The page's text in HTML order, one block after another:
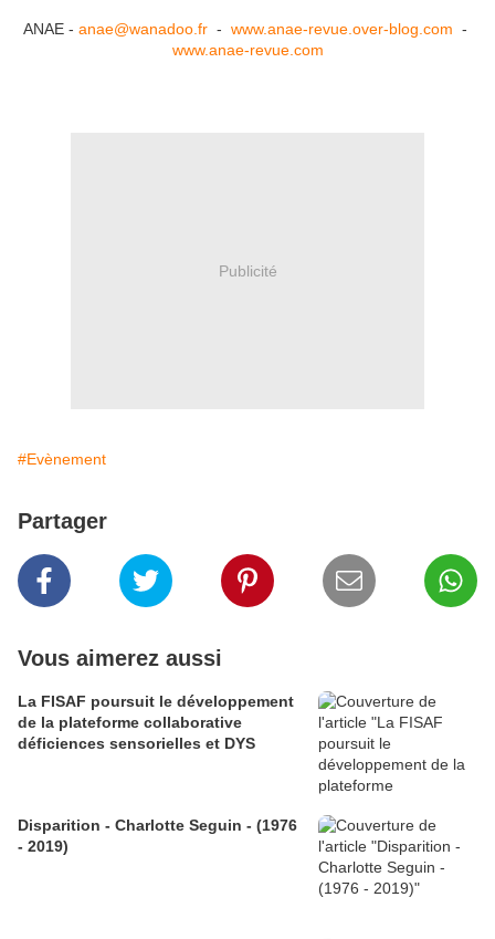
ANAE - anae@wanadoo.fr - www.anae-revue.over-blog.com -
www.anae-revue.com
Publicité
#Evènement
Partager
Vous aimerez aussi
La FISAF poursuit le développement
de la plateforme collaborative
déficiences sensorielles et DYS
Disparition - Charlotte Seguin - (1976
- 2019)